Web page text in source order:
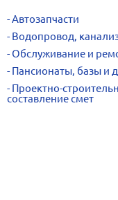
Автозапчасти
Водопровод,
Обслуживание и
Пансионаты, базы и
Проектно-
составление смет